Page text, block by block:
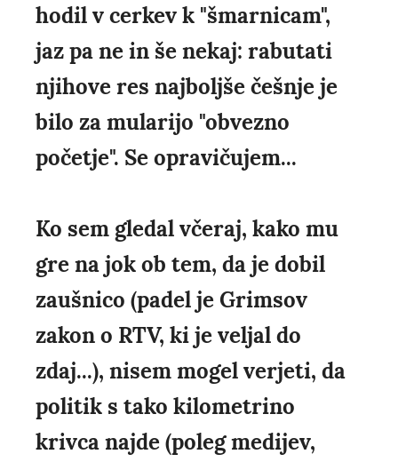
hodil v cerkev k "šmarnicam",
jaz pa ne in še nekaj: rabutati
njihove res najboljše češnje je
bilo za mularijo "obvezno
početje". Se opravičujem...
Ko sem gledal včeraj, kako mu
gre na jok ob tem, da je dobil
zaušnico (padel je Grimsov
zakon o RTV, ki je veljal do
zdaj...), nisem mogel verjeti, da
politik s tako kilometrino
krivca najde (poleg medijev,